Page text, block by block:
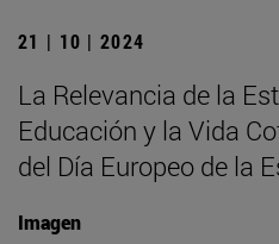
21 | 10 | 2024
La Relevancia de la
Educación y la Vida
del Día Europeo de la
Imagen